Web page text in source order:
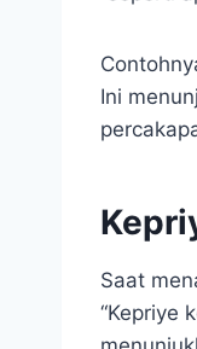
Ini
Saat
“Kepriye